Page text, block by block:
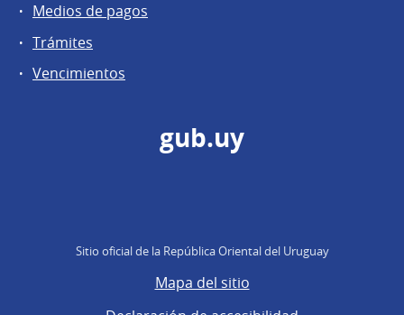
Medios de pagos
Trámites
Vencimientos
gub.uy
Sitio oficial de la República Oriental del Uruguay
Mapa del sitio